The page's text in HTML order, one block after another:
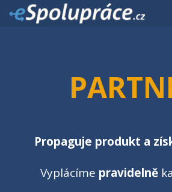
Přejít
k
sloupci
Klávesové
Propaguje produkt a
Vyplácíme pravidelně